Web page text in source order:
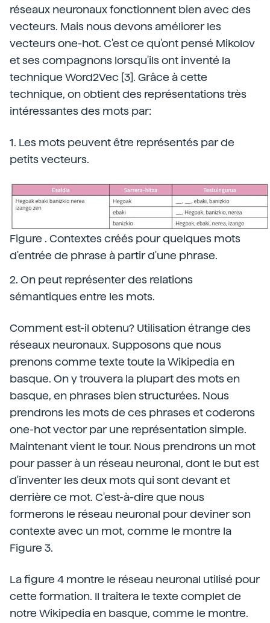
réseaux neuronaux fonctionnent bien avec des
vecteurs. Mais nous devons améliorer les
vecteurs one-hot. C'est ce qu'ont pensé Mikolov
et ses compagnons lorsqu'ils ont inventé la
technique Word2Vec [3]. Grâce à cette
technique, on obtient des représentations très
intéressantes des mots par:
1. Les mots peuvent être représentés par de
petits vecteurs.
Figure . Contextes créés pour quelques mots
d'entrée de phrase à partir d'une phrase.
2. On peut représenter des relations
sémantiques entre les mots.
Comment est-il obtenu? Utilisation étrange des
réseaux neuronaux. Supposons que nous
prenons comme texte toute la Wikipedia en
basque. On y trouvera la plupart des mots en
basque, en phrases bien structurées. Nous
prendrons les mots de ces phrases et coderons
one-hot vector par une représentation simple.
Maintenant vient le tour. Nous prendrons un mot
pour passer à un réseau neuronal, dont le but est
d'inventer les deux mots qui sont devant et
derrière ce mot. C'est-à-dire que nous
formerons le réseau neuronal pour deviner son
contexte avec un mot, comme le montre la
Figure 3.
La figure 4 montre le réseau neuronal utilisé pour
cette formation. Il traitera le texte complet de
notre Wikipedia en basque, comme le montre.